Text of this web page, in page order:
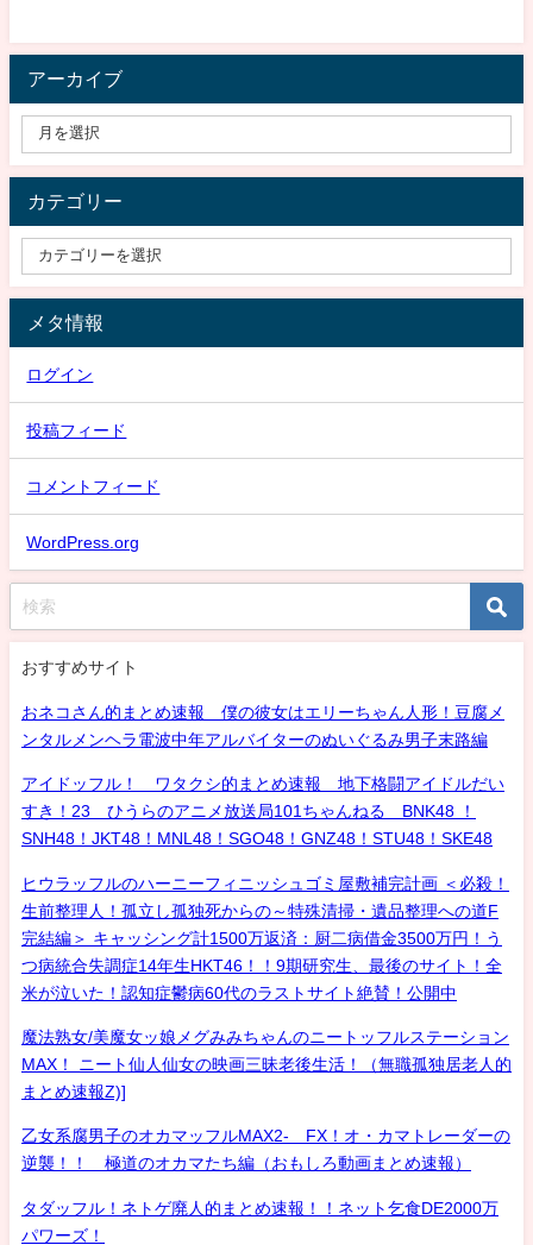
アーカイブ
カテゴリー
メタ情報
ログイン
投稿フィード
コメントフィード
WordPress.org
おすすめサイト
おネコさん的まとめ速報 僕の彼女はエリーちゃん人形！豆腐メ
ンタルメンヘラ電波中年アルバイターのぬいぐるみ男子末路編
アイドッフル！ ワタクシ的まとめ速報 地下格闘アイドルだい
すき！23 ひうらのアニメ放送局101ちゃんねる BNK48 ！
SNH48！JKT48！MNL48！SGO48！GNZ48！STU48！SKE48
ヒウラッフルのハーニーフィニッシュゴミ屋敷補完計画 ＜必殺！
生前整理人！孤立し孤独死からの～特殊清掃・遺品整理への道F
完結編＞ キャッシング計1500万返済：厨二病借金3500万円！う
つ病統合失調症14年生HKT46！！9期研究生、最後のサイト！全
米が泣いた！認知症鬱病60代のラストサイト絶賛！公開中
魔法熟女/美魔女ッ娘メグみみちゃんのニートッフルステーション
MAX！ ニート仙人仙女の映画三昧老後生活！（無職孤独居老人的
まとめ速報Z)]
乙女系腐男子のオカマッフルMAX2- FX！オ・カマトレーダーの
逆襲！！ 極道のオカマたち編（おもしろ動画まとめ速報）
タダッフル！ネトゲ廃人的まとめ速報！！ネット乞食DE2000万
パワーズ！